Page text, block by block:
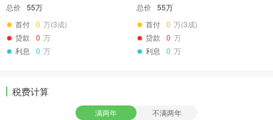
总价 55万
首付 0 万(3成)
贷款
0 万
利息
0 万
总价 55万
首付 0 万(3成)
贷款
0 万
利息
0 万
税费计算
满两年 不满两年